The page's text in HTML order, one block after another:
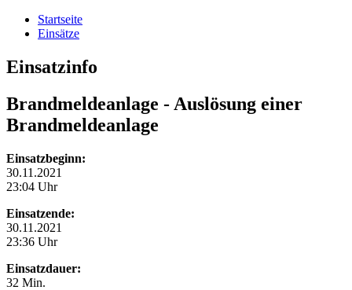
Startseite
Einsätze
Einsatzinfo
Brandmeldeanlage - Auslösung einer
Brandmeldeanlage
Einsatzbeginn:
30.11.2021
23:04 Uhr
Einsatzende:
30.11.2021
23:36 Uhr
Einsatzdauer:
32 Min.